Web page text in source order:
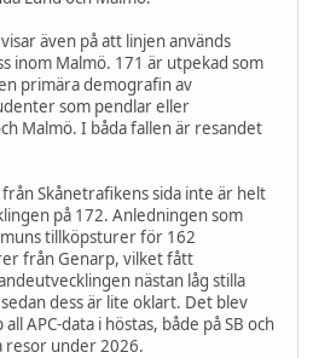
även på att linjen används
inom Malmö. 171 är utpekad som
primära demografin av
som pendlar eller
Malmö. I båda fallen är resandet
från Skånetrafikens sida inte är helt
på 172. Anledningen som
tillköpsturer för 162
från Genarp, vilket fått
nästan låg stilla
dess är lite oklart. Det blev
APC-data i höstas, både på SB och
resor under 2026.